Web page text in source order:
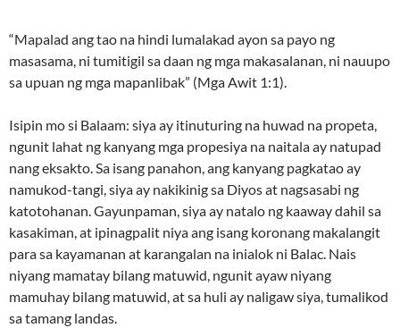
“Mapalad ang tao na hindi lumalakad ayon sa payo ng
masasama, ni tumitigil sa daan ng mga makasalanan, ni nauupo
sa upuan ng mga mapanlibak” (Mga Awit 1:1).
Isipin mo si Balaam: siya ay itinuturing na huwad na propeta,
ngunit lahat ng kanyang mga propesiya na naitala ay natupad
nang eksakto. Sa isang panahon, ang kanyang pagkatao ay
namukod-tangi, siya ay nakikinig sa Diyos at nagsasabi ng
katotohanan. Gayunpaman, siya ay natalo ng kaaway dahil sa
kasakiman, at ipinagpalit niya ang isang koronang makalangit
para sa kayamanan at karangalan na inialok ni Balac. Nais
niyang mamatay bilang matuwid, ngunit ayaw niyang
mamuhay bilang matuwid, at sa huli ay naligaw siya, tumalikod
sa tamang landas.